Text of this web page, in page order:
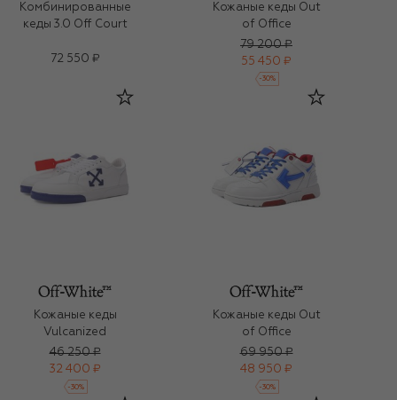
Комбинированные
кеды 3.0 Off Court
72 550 ₽
Кожаные кеды Out
of Office
79 200 ₽
55 450 ₽
-30%
Кожаные кеды
Vulcanized
46 250 ₽
32 400 ₽
-30%
Кожаные кеды Out
of Office
69 950 ₽
48 950 ₽
-30%